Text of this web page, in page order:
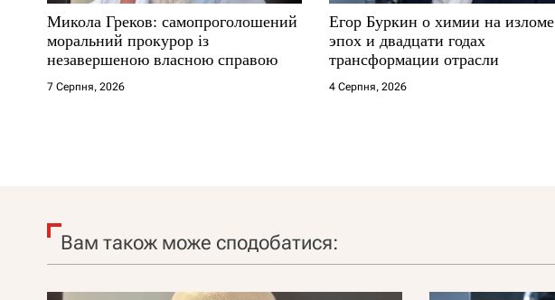
Микола Греков: самопроголошений
моральний прокурор із
незавершеною власною справою
7 Серпня, 2026
Егор Буркин о химии на изломе
эпох и двадцати годах
трансформации отрасли
4 Серпня, 2026
Вам також може сподобатися: